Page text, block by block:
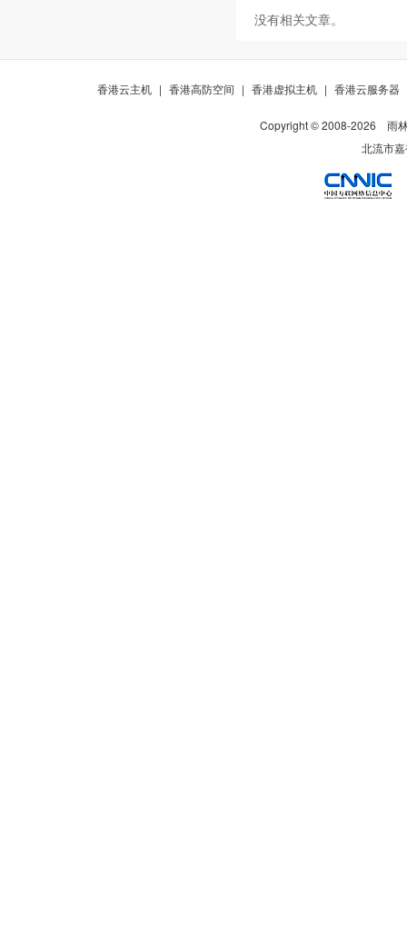
没有相关文章。
香港云主机 | 香港高防空间 | 香港虚拟主机 | 香港云服务器
Copyright © 2008-2026
雨
北流市